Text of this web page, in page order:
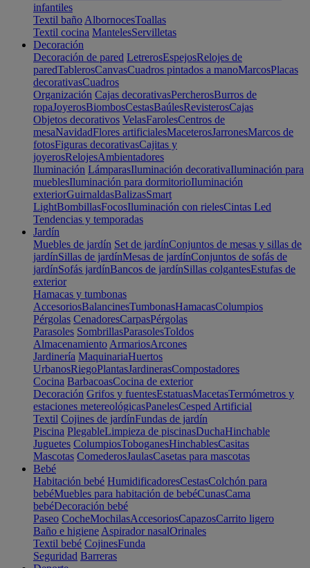
infantiles
Textil baño AlbornocesToallas
Textil cocina MantelesServilletas
Decoración
Decoración de pared LetrerosEspejosRelojes de
paredTablerosCanvasCuadros pintados a manoMarcosPlacas
decorativasCuadros
Organización Cajas decorativasPercherosBurros de
ropaJoyerosBiombosCestasBaúlesRevisterosCajas
Objetos decorativos VelasFarolesCentros de
mesaNavidadFlores artificialesMaceterosJarronesMarcos de
fotosFiguras decorativasCajitas y
joyerosRelojesAmbientadores
Iluminación LámparasIluminación decorativaIluminación para
mueblesIluminación para dormitorioIluminación
exteriorGuirnaldasBalizasSmart
LightBombillasFocosIluminación con rielesCintas Led
Tendencias y temporadas
Jardín
Muebles de jardín Set de jardínConjuntos de mesas y sillas de
jardínSillas de jardínMesas de jardínConjuntos de sofás de
jardínSofás jardínBancos de jardínSillas colgantesEstufas de
exterior
Hamacas y tumbonas
AccesoriosBalancinesTumbonasHamacasColumpios
Pérgolas CenadoresCarpasPérgolas
Parasoles SombrillasParasolesToldos
Almacenamiento ArmariosArcones
Jardinería MaquinariaHuertos
UrbanosRiegoPlantasJardinerasCompostadores
Cocina BarbacoasCocina de exterior
Decoración Grifos y fuentesEstatuasMacetasTermómetros y
estaciones metereológicasPanelesCesped Artificial
Textil Cojines de jardínFundas de jardín
Piscina PlegableLimpieza de piscinasDuchaHinchable
Juguetes ColumpiosToboganesHinchablesCasitas
Mascotas ComederosJaulasCasetas para mascotas
Bebé
Habitación bebé HumidificadoresCestasColchón para
bebéMuebles para habitación de bebéCunasCama
bebéDecoración bebé
Paseo CocheMochilasAccesoriosCapazosCarrito ligero
Baño e higiene Aspirador nasalOrinales
Textil bebé CojinesFunda
Seguridad Barreras